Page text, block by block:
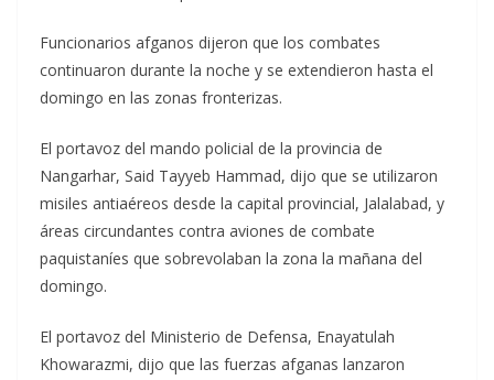
Funcionarios afganos dijeron que los combates
continuaron durante la noche y se extendieron hasta el
domingo en las zonas fronterizas.
El portavoz del mando policial de la provincia de
Nangarhar, Said Tayyeb Hammad, dijo que se utilizaron
misiles antiaéreos desde la capital provincial, Jalalabad, y
áreas circundantes contra aviones de combate
paquistaníes que sobrevolaban la zona la mañana del
domingo.
El portavoz del Ministerio de Defensa, Enayatulah
Khowarazmi, dijo que las fuerzas afganas lanzaron